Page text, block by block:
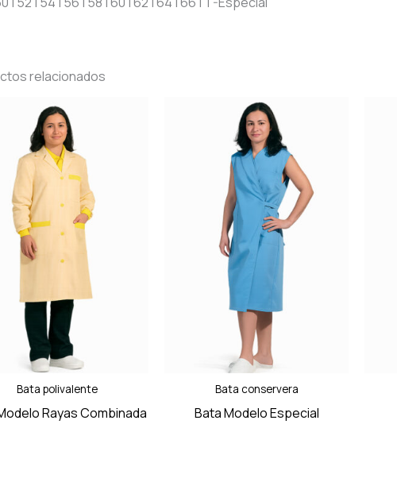
relacionados
Bata polivalente
Rayas Combinada
Bata conservera
Bata Modelo Especial